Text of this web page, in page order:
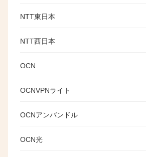
NTT東日本
NTT西日本
OCN
OCNVPNライト
OCNアンバンドル
OCN光